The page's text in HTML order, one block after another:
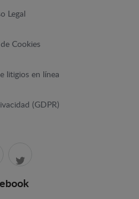
Legal
Cookies
litigios en línea
(GDPR)